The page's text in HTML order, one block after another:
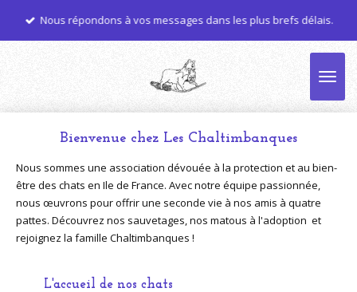
Passer Nous répondons à vos messages dans les plus brefs délais.
Bienvenue chez Les Chaltimbanques
Nous sommes une association dévouée à la protection et au bien-
être des chats en Ile de France. Avec notre équipe passionnée,
nous œuvrons pour offrir une seconde vie à nos amis à quatre
pattes. Découvrez nos sauvetages, nos matous à l'adoption et
rejoignez la famille Chaltimbanques !
L'accueil de nos chats